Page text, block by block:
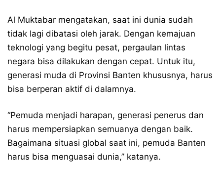
Al Muktabar mengatakan, saat ini dunia sudah
tidak lagi dibatasi oleh jarak. Dengan kemajuan
teknologi yang begitu pesat, pergaulan lintas
negara bisa dilakukan dengan cepat. Untuk itu,
generasi muda di Provinsi Banten khususnya, harus
bisa berperan aktif di dalamnya.
“Pemuda menjadi harapan, generasi penerus dan
harus mempersiapkan semuanya dengan baik.
Bagaimana situasi global saat ini, pemuda Banten
harus bisa menguasai dunia,” katanya.